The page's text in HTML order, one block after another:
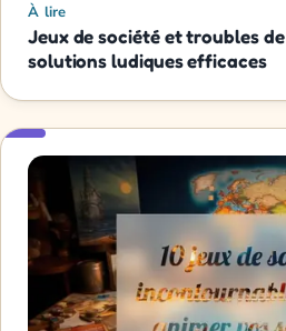
À lire
Jeux de société et troubles de
solutions ludiques efficaces